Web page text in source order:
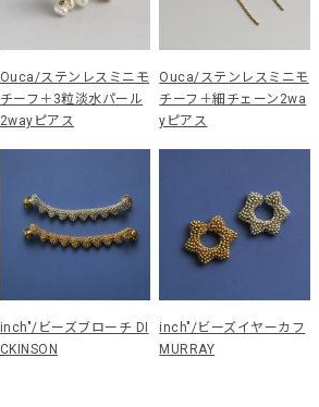
Ouca/ステンレスミニモ
チーフ＋3粒淡水パール
2wayピアス
Ouca/ステンレスミニモ
チーフ＋細チェーン2wa
yピアス
inch"/ビーズブローチ DI
CKINSON
inch"/ビーズイヤーカフ
MURRAY